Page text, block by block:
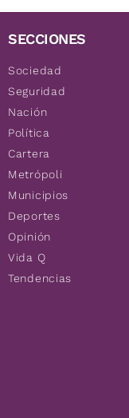
SECCIONES
Sociedad
Seguridad
Nación
Política
Cartera
Metrópoli
Municipios
Deportes
Opinión
Vida Q
Tendencias